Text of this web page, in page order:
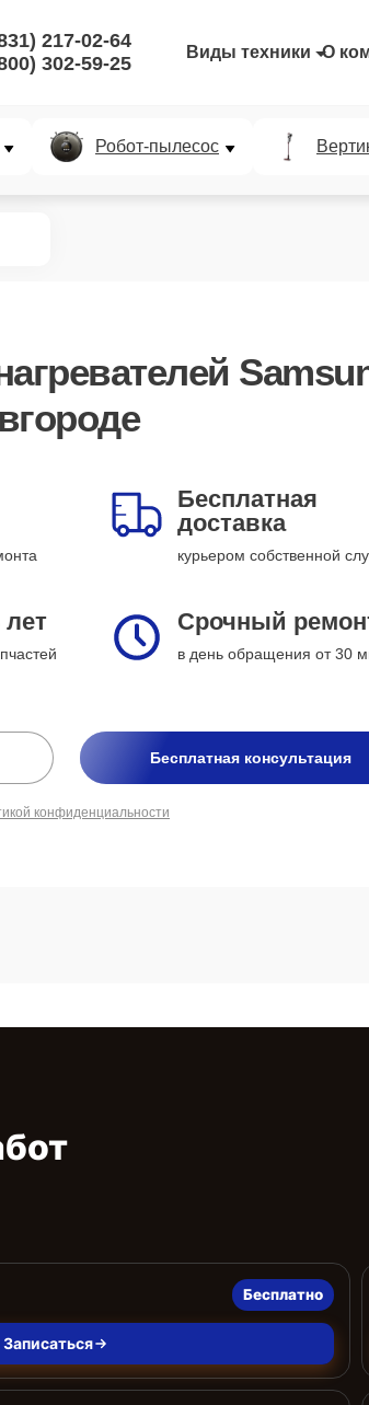
217-02-64
302-59-25
Виды техники О
Робот-пылесос
Бесплатная
доставка
курьером собственной
лет Срочный
в день обращения от 30
Бесплатная консультация
конфиденциальности
Бесплатно
Записаться